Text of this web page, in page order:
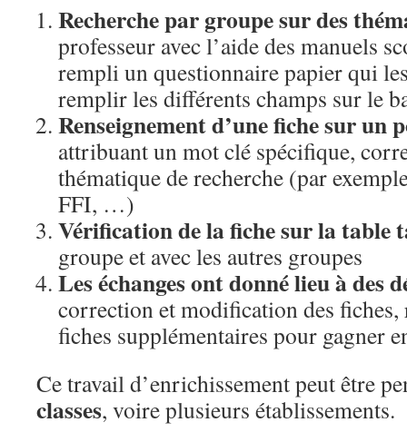
Recherche par groupe sur des
professeur avec l’aide des manuels
rempli un questionnaire papier qui
remplir les différents champs sur le
Renseignement d’une fiche sur un
attribuant un mot clé spécifique,
thématique de recherche (par
FFI, …)
Vérification de la fiche sur la table
groupe et avec les autres groupes
Les échanges ont donné lieu à des
correction et modification des fiches,
fiches supplémentaires pour gagner
Ce travail d’enrichissement peut être
classes, voire plusieurs établissements.